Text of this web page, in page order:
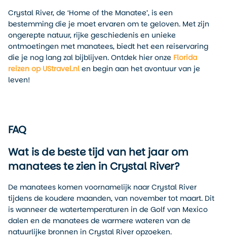
Crystal River, de ‘Home of the Manatee’, is een
bestemming die je moet ervaren om te geloven. Met zijn
ongerepte natuur, rijke geschiedenis en unieke
ontmoetingen met manatees, biedt het een reiservaring
die je nog lang zal bijblijven. Ontdek hier onze Florida
reizen op UStravel.nl en begin aan het avontuur van je
leven!
FAQ
Wat is de beste tijd van het jaar om
manatees te zien in Crystal River?
De manatees komen voornamelijk naar Crystal River
tijdens de koudere maanden, van november tot maart. Dit
is wanneer de watertemperaturen in de Golf van Mexico
dalen en de manatees de warmere wateren van de
natuurlijke bronnen in Crystal River opzoeken.